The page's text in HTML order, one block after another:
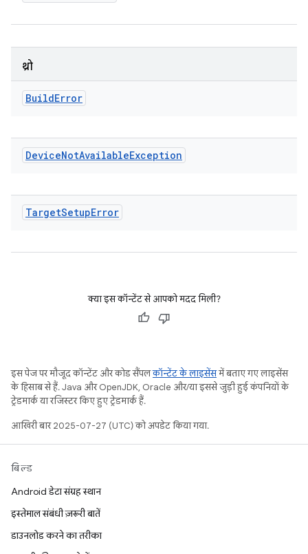
थ्रो
BuildError
DeviceNotAvailableException
TargetSetupError
क्या इस कॉन्टेंट से आपको मदद मिली?
इस पेज पर मौजूद कॉन्टेंट और कोड सैंपलकॉन्टेंट के लाइसेंसमें बताए गए लाइसेंस
के हिसाब से हैं. Java और OpenJDK, Oracle और/या इससे जुड़ी हुई कंपनियों के
ट्रेडमार्क या रजिस्टर किए हुए ट्रेडमार्क हैं.
आखिरी बार 2025-07-27 (UTC) को अपडेट किया गया.
बिल्ड
Android डेटा संग्रह स्थान
इस्तेमाल संबंधी ज़रूरी बातें
डाउनलोड करने का तरीका